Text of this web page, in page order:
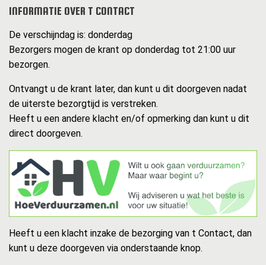
INFORMATIE OVER T CONTACT
De verschijndag is: donderdag
Bezorgers mogen de krant op donderdag tot 21:00 uur
bezorgen.
Ontvangt u de krant later, dan kunt u dit doorgeven nadat
de uiterste bezorgtijd is verstreken.
Heeft u een andere klacht en/of opmerking dan kunt u dit
direct doorgeven.
Heeft u een klacht inzake de bezorging van t Contact, dan
kunt u deze doorgeven via onderstaande knop.